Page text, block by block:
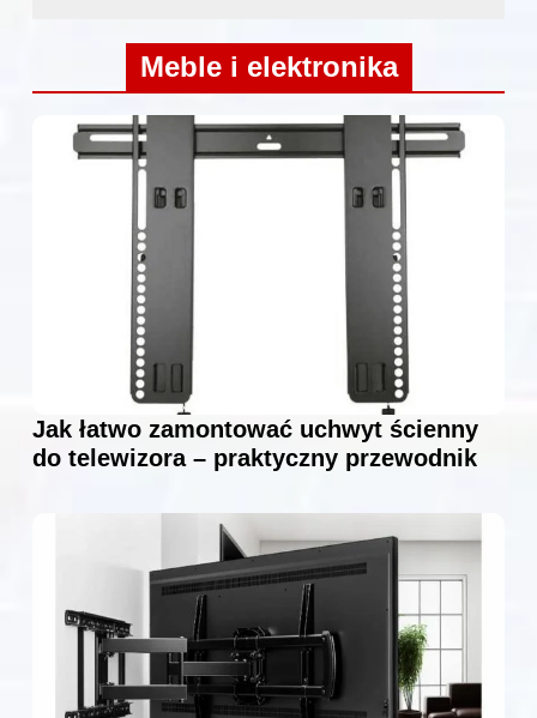
Meble i elektronika
Jak łatwo zamontować uchwyt ścienny
do telewizora – praktyczny przewodnik